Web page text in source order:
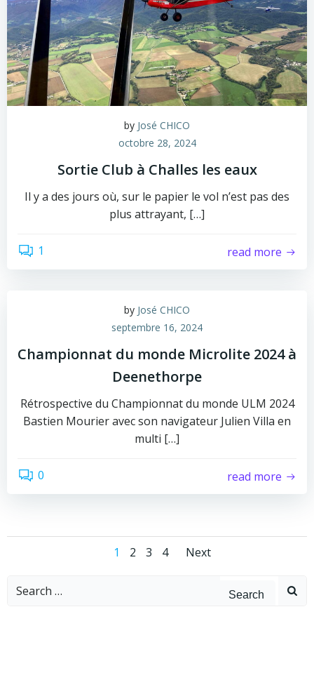
by José CHICO
octobre 28, 2024
Sortie Club à Challes les eaux
Il y a des jours où, sur le papier le vol n’est pas des
plus attrayant, […]
1 read more
by José CHICO
septembre 16, 2024
Championnat du monde Microlite 2024 à
Deenethorpe
Rétrospective du Championnat du monde ULM 2024
Bastien Mourier avec son navigateur Julien Villa en
multi […]
0 read more
1 2 3 4 Next